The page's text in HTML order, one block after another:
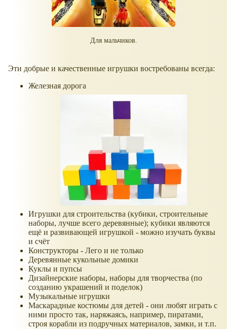
Для мальчиков.
Эти добрые и качественные игрушки востребованы всегда:
Железная дорога
Игрушки для строительства (кубики, строительные
наборы, лучше всего деревянные); кубики являются
ещё и развивающей игрушкой - можно изучать буквы
и счёт
Конструкторы - Лего и не только
Деревянные кукольные домики
Куклы и пупсы
Дизайнерские наборы, наборы для творчества (по
созданию украшений и поделок)
Музыкальные игрушки
Маскарадные костюмы для детей - они любят играть с
ними просто так, наряжаясь, например, пиратами,
строя корабли из подручных материалов, замки, и т.п.